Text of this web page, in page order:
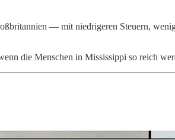
— mit niedrigeren Steuern,
die Menschen in Mississippi so reich